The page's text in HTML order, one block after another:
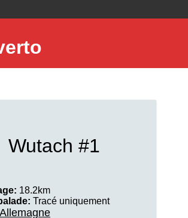
Wutach #1
18.2km
Tracé uniquement
Allemagne